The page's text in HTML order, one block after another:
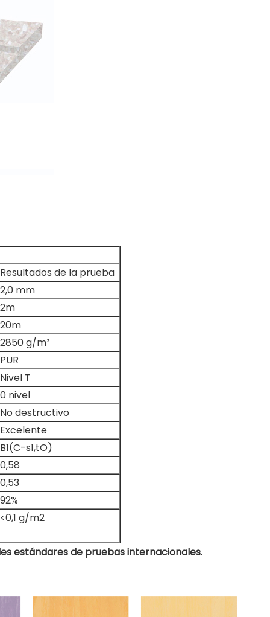
Resultados de la prueba
2,0 mm
2m
20m
2850 g/m²
PUR
Nivel T
0 nivel
No destructivo
Excelente
B1(C-s1,tO)
0,58
0,53
92%
<0,1 g/m2
estándares de pruebas internacionales.